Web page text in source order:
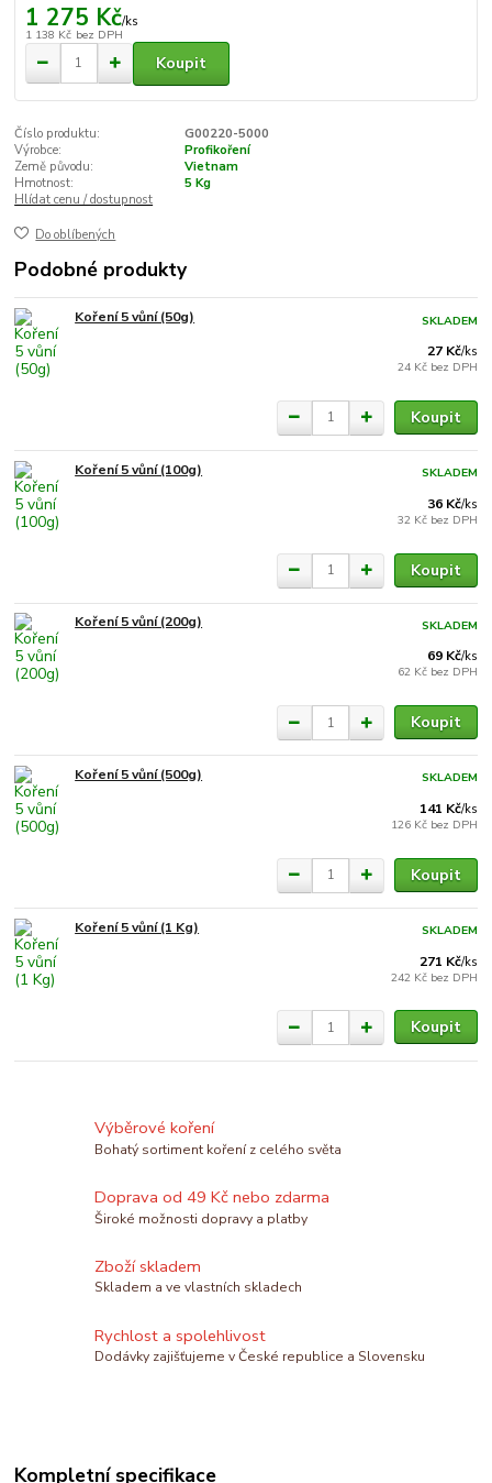
1 275 Kč/ks
1 138 Kč bez DPH
Koupit
Číslo produktu:
G00220-5000
Výrobce:
Profikoření
Země původu:
Vietnam
Hmotnost:
5 Kg
Hlídat cenu / dostupnost
Do oblíbených
Podobné produkty
Koření 5 vůní (50g)
27 Kč/ks
24 Kč bez DPH
SKLADEM
Koupit
Koření 5 vůní (100g)
36 Kč/ks
32 Kč bez DPH
SKLADEM
Koupit
Koření 5 vůní (200g)
69 Kč/ks
62 Kč bez DPH
SKLADEM
Koupit
Koření 5 vůní (500g)
141 Kč/ks
126 Kč bez DPH
SKLADEM
Koupit
Koření 5 vůní (1 Kg)
271 Kč/ks
242 Kč bez DPH
SKLADEM
Koupit
Výběrové koření
Bohatý sortiment koření z celého světa
Doprava od 49 Kč nebo zdarma
Široké možnosti dopravy a platby
Zboží skladem
Skladem a ve vlastních skladech
Rychlost a spolehlivost
Dodávky zajišťujeme v České republice a Slovensku
Kompletní specifikace